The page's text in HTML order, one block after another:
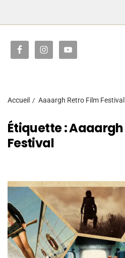
Accueil Aaaargh Retro Film Festival
Étiquette :Aaaargh
Festival